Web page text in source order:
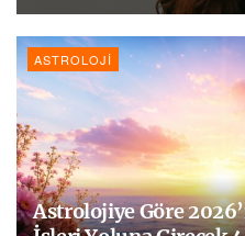
ASTROLOJI
Astrolojiye Göre